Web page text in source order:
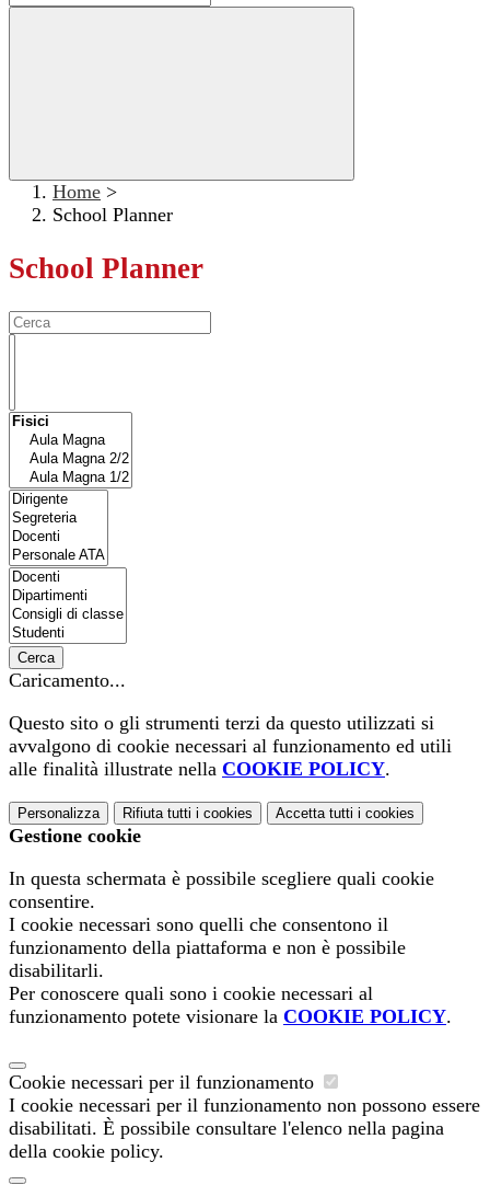
Home >
School Planner
School Planner
Cerca
Caricamento...
Questo sito o gli strumenti terzi da questo utilizzati si
avvalgono di cookie necessari al funzionamento ed utili
alle finalità illustrate nella COOKIE POLICY.
Personalizza Rifiuta tutti i cookies Accetta tutti i cookies
Gestione cookie
In questa schermata è possibile scegliere quali cookie
consentire.
I cookie necessari sono quelli che consentono il
funzionamento della piattaforma e non è possibile
disabilitarli.
Per conoscere quali sono i cookie necessari al
funzionamento potete visionare la COOKIE POLICY.
Cookie necessari per il funzionamento
I cookie necessari per il funzionamento non possono essere
disabilitati. È possibile consultare l'elenco nella pagina
della cookie policy.